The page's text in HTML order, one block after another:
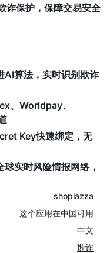
诈保护，保障交易安全
AI算法，实时识别欺诈
、Worldpay、
Key快速绑定，无
球实时风险情报网络，
shoplazza
这个应用在中国可用
中文
欺诈